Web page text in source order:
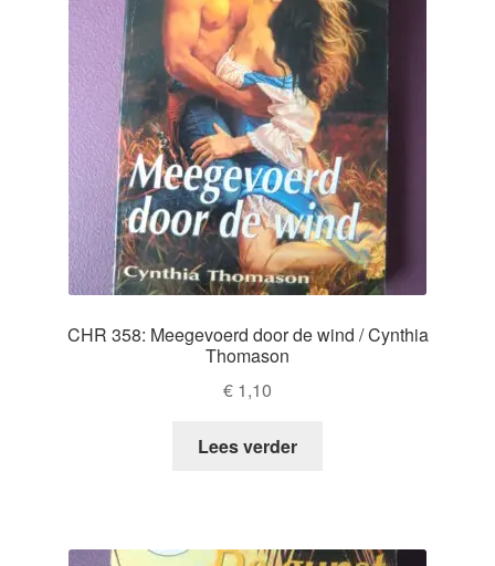
CHR 358: Meegevoerd door de wind / Cynthia
Thomason
€ 1,10
Lees verder